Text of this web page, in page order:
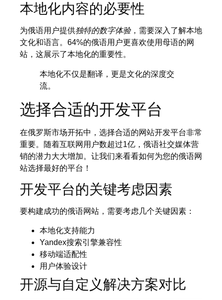
本地化内容的必要性
为俄语用户提供独特的数字体验，需要深入了解本地
文化和语言。64%的俄语用户更喜欢使用母语的网
站，这展示了本地化的重要性。
本地化不仅是翻译，更是文化的深度交
流。
选择合适的开发平台
在俄罗斯市场开拓中，选择合适的网站开发平台非常
重要。随着互联网用户数超过1亿，俄语社交媒体营
销的潜力大大增加。让我们来看看如何为您的俄语网
站选择最好的平台！
开发平台的关键考虑因素
要构建成功的俄语网站，需要考虑几个关键因素：
本地化支持能力
Yandex搜索引擎兼容性
移动端适配性
用户体验设计
开源与自定义解决方案对比